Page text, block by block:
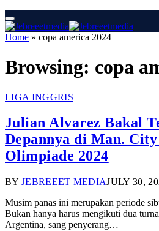
Home » copa america 2024
Browsing: copa
LIGA INGGRIS
Julian Alvarez Bakal
Depannya di Man. City
Olimpiade 2024
BY JEBREEET MEDIAJULY 30,
Musim panas ini merupakan periode
Bukan hanya harus mengikuti dua
Argentina, sang penyerang…